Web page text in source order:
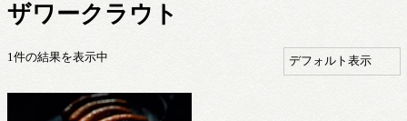
ザワークラウト
1件の結果を表示中